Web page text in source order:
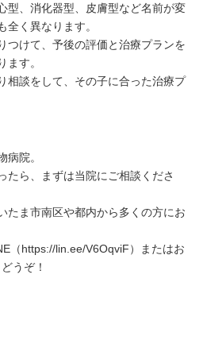
型、消化器型、皮膚型など名前が変
全く異なります。
つけて、予後の評価と治療プランを
ます。
相談をして、その子に合った治療プ
病院。
たら、まずは当院にご相談くださ
たま市南区や都内から多くの方にお
（https://lin.ee/V6OqviF）またはお
うぞ！